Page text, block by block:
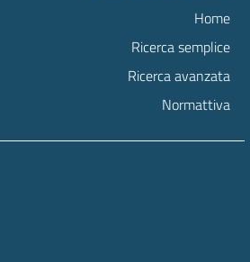
Home
Ricerca semplice
Ricerca avanzata
Normattiva